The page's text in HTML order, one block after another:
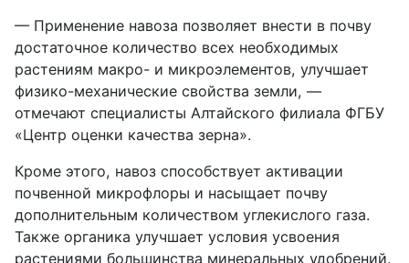
— Применение навоза позволяет внести в почву
достаточное количество всех необходимых
растениям макро- и микроэлементов, улучшает
физико-механические свойства земли, —
отмечают специалисты Алтайского филиала ФГБУ
«Центр оценки качества зерна».
Кроме этого, навоз способствует активации
почвенной микрофлоры и насыщает почву
дополнительным количеством углекислого газа.
Также органика улучшает условия усвоения
растениями большинства минеральных удобрений.